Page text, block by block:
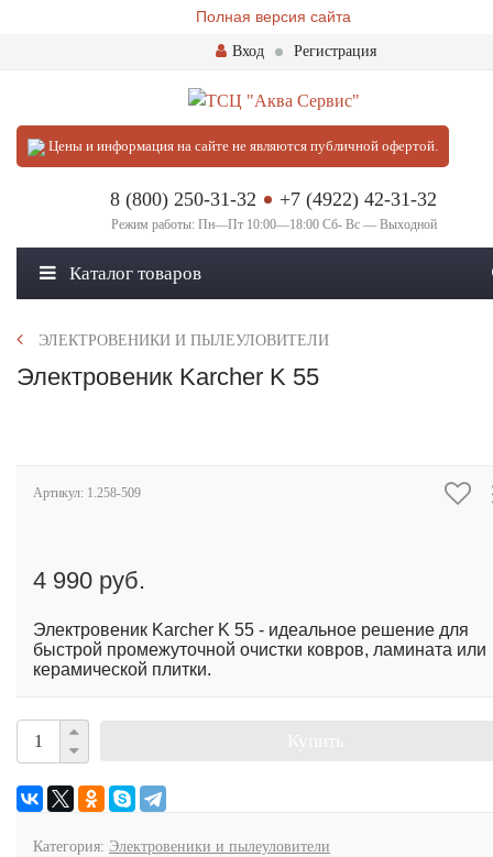
Полная версия сайта
Вход Регистрация
Цены и информация на сайте не являются публичной офертой.
8 (800) 250-31-32 +7 (4922) 42-31-32
Режим работы: Пн—Пт 10:00—18:00 Сб- Вс — Выходной
Каталог товаров
ЭЛЕКТРОВЕНИКИ И ПЫЛЕУЛОВИТЕЛИ
Электровеник Karcher K 55
Артикул: 1.258-509
4 990 руб.
Электровеник Karcher K 55 - идеальное решение для
быстрой промежуточной очистки ковров, ламината или
керамической плитки.
Категория: Электровеники и пылеуловители